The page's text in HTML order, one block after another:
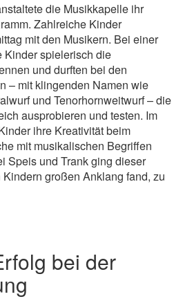
die Musikkapelle ihr
Zahlreiche Kinder
mit den Musikern. Bei einer
Kinder spielerisch die
und durften bei den
– mit klingenden Namen wie
und Tenorhornweitwurf – die
ausprobieren und testen. Im
ihre Kreativität beim
mit musikalischen Begriffen
Speis und Trank ging dieser
großen Anklang fand, zu
bei der